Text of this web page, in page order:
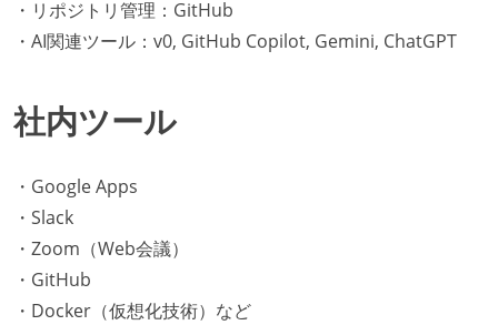
・リポジトリ管理：GitHub
・AI関連ツール：v0, GitHub Copilot, Gemini, ChatGPT
社内ツール
・Google Apps
・Slack
・Zoom（Web会議）
・GitHub
・Docker（仮想化技術）など